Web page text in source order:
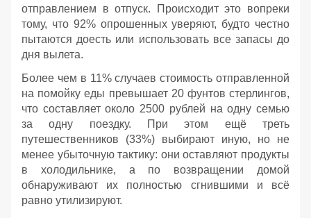
отправлением в отпуск. Происходит это вопреки
тому, что 92% опрошенных уверяют, будто честно
пытаются доесть или использовать все запасы до
дня вылета.
Более чем в 11% случаев стоимость отправленной
на помойку еды превышает 20 фунтов стерлингов,
что составляет около 2500 рублей на одну семью
за одну поездку. При этом ещё треть
путешественников (33%) выбирают иную, но не
менее убыточную тактику: они оставляют продукты
в холодильнике, а по возвращении домой
обнаруживают их полностью сгнившими и всё
равно утилизируют.